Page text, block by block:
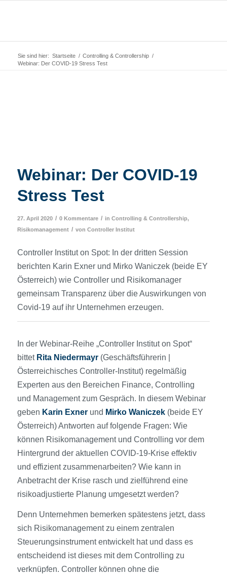
Sie sind hier: Startseite / Controlling & Controllership /
Webinar: Der COVID-19 Stress Test
Webinar: Der COVID-19
Stress Test
27. April 2020 / 0 Kommentare / in Controlling & Controllership,
Risikomanagement / von Controller Institut
Controller Institut on Spot: In der dritten Session
berichten Karin Exner und Mirko Waniczek (beide EY
Österreich) wie Controller und Risikomanager
gemeinsam Transparenz über die Auswirkungen von
Covid-19 auf ihr Unternehmen erzeugen.
In der Webinar-Reihe „Controller Institut on Spot“
bittet Rita Niedermayr(Geschäftsführerin |
Österreichisches Controller-Institut) regelmäßig
Experten aus den Bereichen Finance, Controlling
und Management zum Gespräch. In diesem Webinar
geben Karin Exnerund Mirko Waniczek(beide EY
Österreich) Antworten auf folgende Fragen: Wie
können Risikomanagement und Controlling vor dem
Hintergrund der aktuellen COVID-19-Krise effektiv
und effizient zusammenarbeiten? Wie kann in
Anbetracht der Krise rasch und zielführend eine
risikoadjustierte Planung umgesetzt werden?
Denn Unternehmen bemerken spätestens jetzt, dass
sich Risikomanagement zu einem zentralen
Steuerungsinstrument entwickelt hat und dass es
entscheidend ist dieses mit dem Controlling zu
verknüpfen. Controller können ohne die